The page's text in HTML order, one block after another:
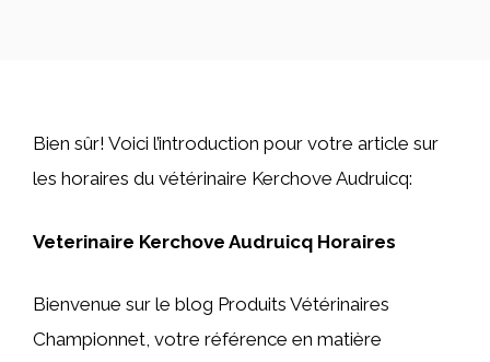
Bien sûr! Voici l’introduction pour votre article sur
les horaires du vétérinaire Kerchove Audruicq:
Veterinaire Kerchove Audruicq Horaires
Bienvenue sur le blog Produits Vétérinaires
Championnet, votre référence en matière